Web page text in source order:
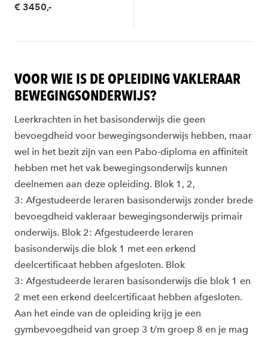
€ 3450,-
VOOR WIE IS DE OPLEIDING VAKLERAAR
BEWEGINGSONDERWIJS?
Leerkrachten in het basisonderwijs die geen
bevoegdheid voor bewegingsonderwijs hebben, maar
wel in het bezit zijn van een Pabo-diploma en affiniteit
hebben met het vak bewegingsonderwijs kunnen
deelnemen aan deze opleiding. Blok 1, 2,
3: Afgestudeerde leraren basisonderwijs zonder brede
bevoegdheid vakleraar bewegingsonderwijs primair
onderwijs. Blok 2: Afgestudeerde leraren
basisonderwijs die blok 1 met een erkend
deelcertificaat hebben afgesloten. Blok
3: Afgestudeerde leraren basisonderwijs die blok 1 en
2 met een erkend deelcertificaat hebben afgesloten.
Aan het einde van de opleiding krijg je een
gymbevoegdheid van groep 3 t/m groep 8 en je mag